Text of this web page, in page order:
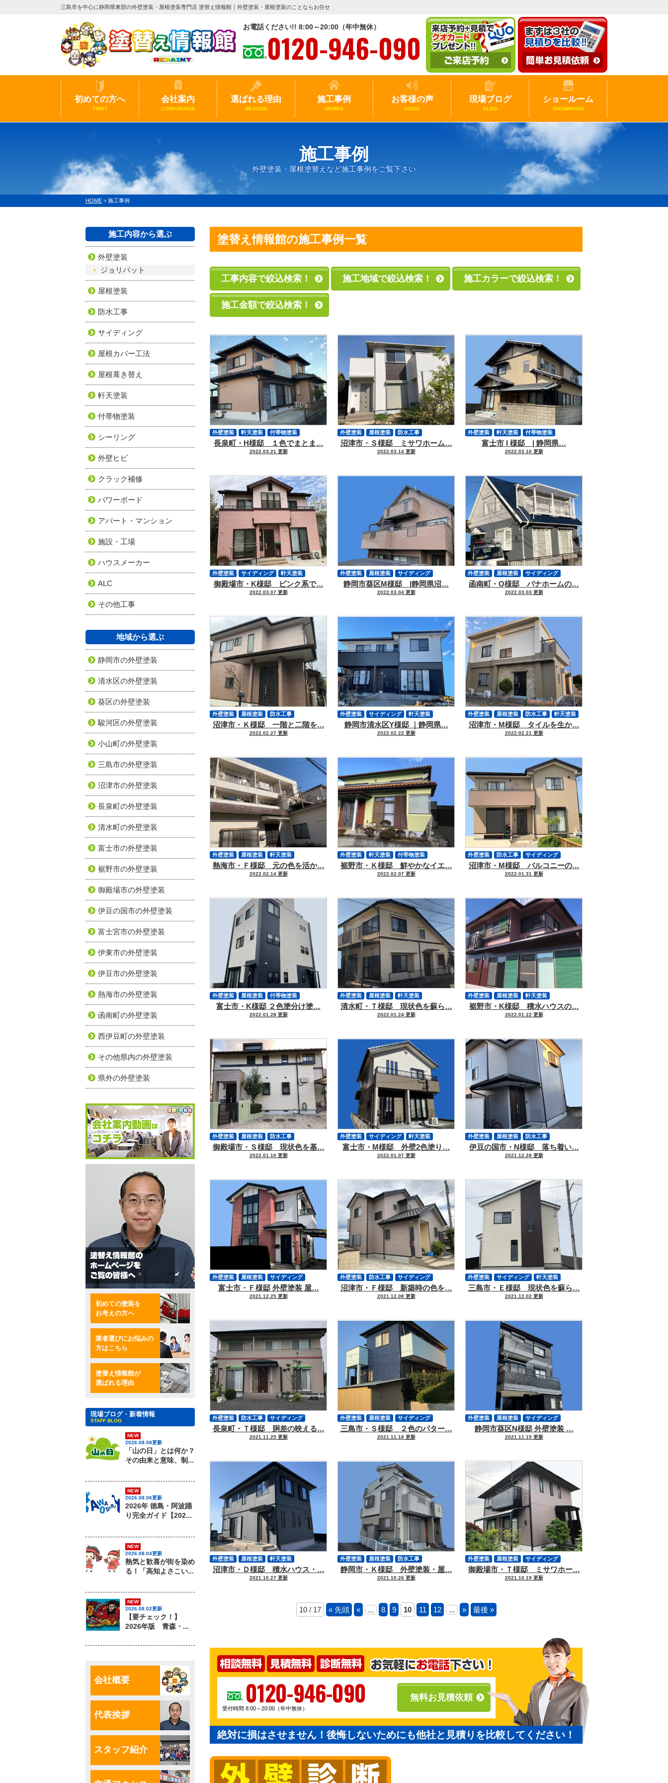
三島市を中心に静岡県東部の外壁塗装・屋根塗装専門店 塗替え情報館｜外壁塗装・屋根塗装のことならお任せ
お電話ください!! 8:00～20:00（年中無休）
0120-946-090
初めての方へ
FIRST
会社案内
CORPORATAE
選ばれる理由
REASON
施工事例
WORKS
お客様の声
VOICE
現場ブログ
BLOG
ショールーム
SHOWROOM
施工事例
外壁塗装・屋根塗替えなど施工事例をご覧下さい
HOME > 施工事例
塗替え情報館の施工事例一覧
工事内容で絞込検索！ 施工地域で絞込検索！ 施工カラーで絞込検索！
施工金額で絞込検索！
長泉町・H様邸 １色でまとま…
2022.03.21 更新
外壁塗装 軒天塗装
付帯物塗装
シーリング
外壁ヒビ クラック補修 沼津市・Ｓ様邸 ミサワホーム…
2022.03.14 更新
外壁塗装 屋根塗装
防水工事
サイディング
軒天塗装
付帯物塗装
クラック補修
富士市 I 様邸 | 静岡県…
2022.03.10 更新
外壁塗装 軒天塗装 付帯物塗装
御殿場市・K様邸 ピンク系で…
2022.03.07 更新
外壁塗装 サイディング
軒天塗装
付帯物塗装
シーリング
外壁ヒビ
静岡市葵区M様邸 |静岡県沼…
2022.03.04 更新
外壁塗装 屋根塗装
サイディング
軒天塗装
付帯物塗装
シーリング
クラック補修
函南町・O様邸 パナホームの…
2022.03.03 更新
外壁塗装 屋根塗装
サイディング
軒天塗装
付帯物塗装
シーリング
クラック補修
ハウスメーカー
沼津市・Ｋ様邸 一階と二階を…
2022.02.27 更新
外壁塗装 屋根塗装
防水工事
サイディング
軒天塗装
付帯物塗装
クラック補修
静岡市清水区Y様邸 ｜静岡県…
2022.02.22 更新
外壁塗装 サイディング
軒天塗装
付帯物塗装
シーリング 沼津市・M様邸 タイルを生か…
2022.02.21 更新
外壁塗装 屋根塗装 防水工事
軒天塗装
付帯物塗装
シーリング
外壁ヒビ
熱海市・Ｆ様邸 元の色を活か…
2022.02.14 更新
外壁塗装 屋根塗装
軒天塗装
付帯物塗装
外壁ヒビ
クラック補修
アパート・マンション
裾野市・Ｋ様邸 鮮やかなイエ…
2022.02.07 更新
外壁塗装 軒天塗装 付帯物塗装
沼津市・M様邸 バルコニーの…
2022.01.31 更新
外壁塗装 防水工事
サイディング
軒天塗装
付帯物塗装
シーリング
富士市・K様邸 ２色塗分け塗…
2022.01.28 更新
外壁塗装 屋根塗装
付帯物塗装
シーリング
クラック補修 清水町・Ｔ様邸 現状色を蘇ら…
2022.01.24 更新
外壁塗装 屋根塗装
軒天塗装
付帯物塗装
シーリング
外壁ヒビ
裾野市・K様邸 積水ハウスの…
2022.01.22 更新
外壁塗装 屋根塗装
軒天塗装
付帯物塗装
ハウスメーカー
御殿場市・Ｓ様邸 現状色を基…
2022.01.10 更新
外壁塗装 屋根塗装
防水工事
サイディング
軒天塗装
付帯物塗装
外壁ヒビ クラック補修
富士市・M様邸 外壁2色塗り…
2022.01.07 更新
外壁塗装 サイディング
軒天塗装
付帯物塗装
シーリング 伊豆の国市・N様邸 落ち着い…
2021.12.28 更新
外壁塗装 屋根塗装
防水工事
サイディング
軒天塗装
付帯物塗装
外壁ヒビ
クラック補修
富士市・Ｆ様邸 外壁塗装 屋…
2021.12.25 更新
外壁塗装 屋根塗装
サイディング
付帯物塗装
シーリング 沼津市・Ｆ様邸 新築時の色を…
2021.12.08 更新
外壁塗装 防水工事
サイディング
軒天塗装
付帯物塗装
シーリング
三島市・Ｅ様邸 現状色を蘇ら…
2021.12.02 更新
外壁塗装 サイディング
軒天塗装
付帯物塗装
シーリング
長泉町・Ｔ様邸 胴差の映える…
2021.11.25 更新
外壁塗装 防水工事
サイディング
屋根カバー工法
軒天塗装
付帯物塗装
その他工事
三島市・Ｓ様邸 ２色のパター…
2021.11.18 更新
外壁塗装 屋根塗装
サイディング
軒天塗装
付帯物塗装
シーリング
静岡市葵区N様邸 外壁塗装 …
2021.11.15 更新
外壁塗装 屋根塗装
サイディング
軒天塗装
付帯物塗装 シーリング
沼津市・Ｄ様邸 積水ハウス・…
2021.10.27 更新
外壁塗装 屋根塗装
軒天塗装
付帯物塗装
その他工事 静岡市・Ｋ様邸 外壁塗装・屋…
2021.10.26 更新
外壁塗装 屋根塗装
防水工事
サイディング
軒天塗装
付帯物塗装
御殿場市・Ｔ様邸 ミサワホー…
2021.10.19 更新
外壁塗装 屋根塗装
サイディング
軒天塗装
付帯物塗装
10 / 17 « 先頭 « ... 8 9 10 11 12 ... » 最後 »
0120-946-090
受付時間 8:00～20:00（年中無休）
無料お見積依頼
絶対に損はさせません！後悔しないためにも他社と見積りを比較してください！
施工内容から選ぶ
外壁塗装
ジョリパット
屋根塗装
防水工事
サイディング
屋根カバー工法
屋根葺き替え
軒天塗装
付帯物塗装
シーリング
外壁ヒビ
クラック補修
パワーボード
アパート・マンション
施設・工場
ハウスメーカー
ALC
その他工事
地域から選ぶ
静岡市の外壁塗装
清水区の外壁塗装
葵区の外壁塗装
駿河区の外壁塗装
小山町の外壁塗装
三島市の外壁塗装
沼津市の外壁塗装
長泉町の外壁塗装
清水町の外壁塗装
富士市の外壁塗装
裾野市の外壁塗装
御殿場市の外壁塗装
伊豆の国市の外壁塗装
富士宮市の外壁塗装
伊東市の外壁塗装
伊豆市の外壁塗装
熱海市の外壁塗装
函南町の外壁塗装
西伊豆町の外壁塗装
その他県内の外壁塗装
県外の外壁塗装
初めての塗装を
お考えの方へ
業者選びにお悩みの
方はこちら
塗替え情報館が
選ばれる理由
現場ブログ・新着情報
STAFF BLOG
NEW
2026.08.08更新
「山の日」とは何か？
その由来と意味、制...
NEW
2026.08.06更新
2026年 徳島・阿波踊
り完全ガイド【202...
NEW
2026.08.04更新
熱気と歓喜が街を染め
る！「高知よさこい...
NEW
2026.08.02更新
【要チェック！】
2026年版 青森・...
会社概要
代表挨拶
スタッフ紹介